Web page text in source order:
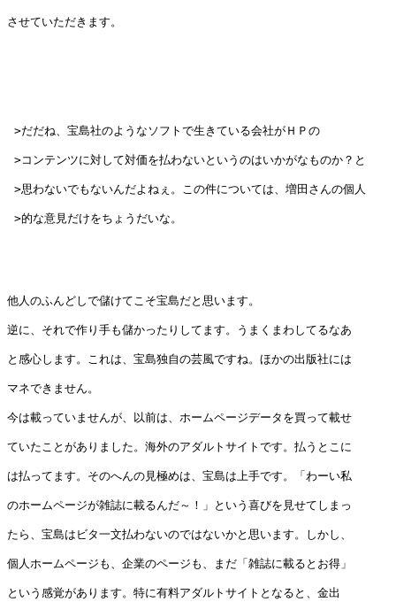
させていただきます。
>だだね、宝島社のようなソフトで生きている会社がＨＰの
>コンテンツに対して対価を払わないというのはいかがなものか？と
>思わないでもないんだよねぇ。この件については、増田さんの個人
>的な意見だけをちょうだいな。
他人のふんどしで儲けてこそ宝島だと思います。
逆に、それで作り手も儲かったりしてます。うまくまわしてるなあ
と感心します。これは、宝島独自の芸風ですね。ほかの出版社には
マネできません。
今は載っていませんが、以前は、ホームページデータを買って載せ
ていたことがありました。海外のアダルトサイトです。払うとこに
は払ってます。そのへんの見極めは、宝島は上手です。「わーい私
のホームページが雑誌に載るんだ～！」という喜びを見せてしまっ
たら、宝島はビタ一文払わないのではないかと思います。しかし、
個人ホームページも、企業のページも、まだ「雑誌に載るとお得」
という感覚があります。特に有料アダルトサイトとなると、金出